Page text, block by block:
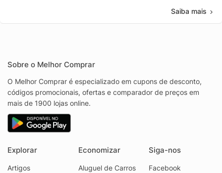
Saiba mais
Sobre o Melhor Comprar
O Melhor Comprar é especializado em cupons de desconto,
códigos promocionais, ofertas e comparador de preços em
mais de 1900 lojas online.
Explorar
Artigos
Economizar
Aluguel de Carros
Siga-nos
Facebook